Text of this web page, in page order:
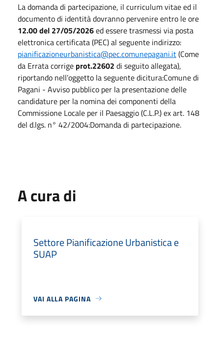
La domanda di partecipazione, il curriculum vitae ed il
documento di identità dovranno pervenire entro le ore
12.00 del 27/05/2026ed essere trasmessi via posta
elettronica certificata (PEC) al seguente indirizzo:
pianificazioneurbanistica@pec.comunepagani.it(Come
da Errata corrige prot.22602 di seguito allegata),
riportando nell’oggetto la seguente dicitura:Comune di
Pagani - Avviso pubblico per la presentazione delle
candidature per la nomina dei componenti della
Commissione Locale per il Paesaggio (C.L.P.) ex art. 148
del d.lgs. n° 42/2004:Domanda di partecipazione.
A cura di
Settore Pianificazione Urbanistica e
SUAP
VAI ALLA PAGINA